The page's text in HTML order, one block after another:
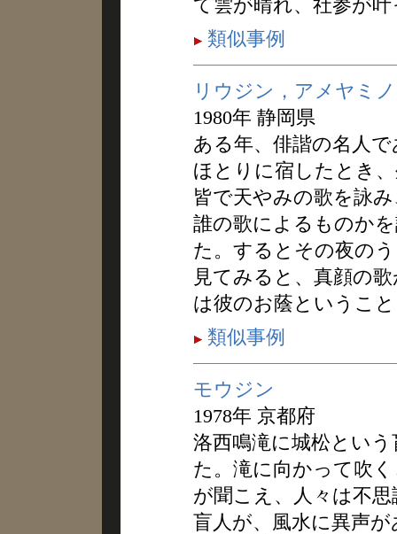
て雲が晴れ、社参が
類似事例
リウジン，アメヤミ
1980年 静岡県
ある年、俳諧の名人
ほとりに宿したとき
皆で天やみの歌を詠
誰の歌によるものか
た。するとその夜の
見てみると、真顔の
は彼のお蔭というこ
類似事例
モウジン
1978年 京都府
洛西鳴滝に城松とい
た。滝に向かって吹
が聞こえ、人々は不
盲人が、風水に異声